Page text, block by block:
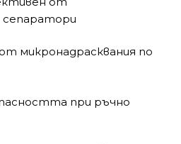
микронадрасквания по
при ръчно